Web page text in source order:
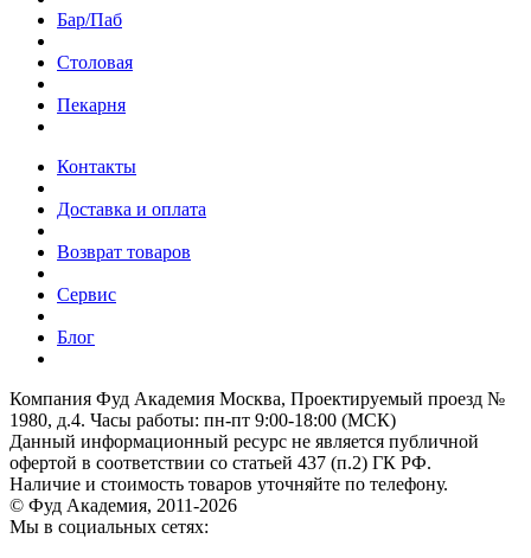
Бар/Паб
Столовая
Пекарня
Контакты
Доставка и оплата
Возврат товаров
Сервис
Блог
Компания Фуд Академия Москва, Проектируемый проезд №
1980, д.4. Часы работы: пн-пт 9:00-18:00 (МСК)
Данный информационный ресурс не является публичной
офертой в соответствии со статьей 437 (п.2) ГК РФ.
Наличие и стоимость товаров уточняйте по телефону.
© Фуд Академия, 2011-2026
Мы в социальных сетях: